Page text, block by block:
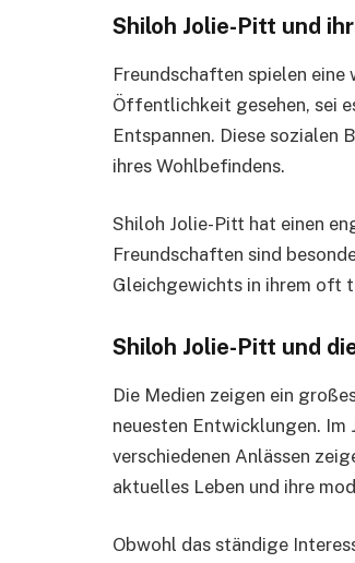
Shiloh Jolie-Pitt und
Freundschaften spielen
Öffentlichkeit gesehen, sei
Entspannen. Diese sozialen
ihres Wohlbefindens.
Shiloh Jolie-Pitt hat einen
Freundschaften sind
Gleichgewichts in ihrem oft
Shiloh Jolie-Pitt und
Die Medien zeigen ein
neuesten Entwicklungen. Im
verschiedenen Anlässen
aktuelles Leben und ihre
Obwohl das ständige